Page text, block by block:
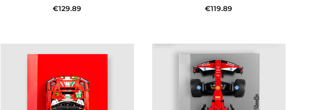
€129.89 €119.89